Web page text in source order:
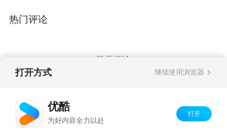
热门评论
暂无评论
打开方式 继续使用浏览器
优酷
为好内容全力以赴
打开